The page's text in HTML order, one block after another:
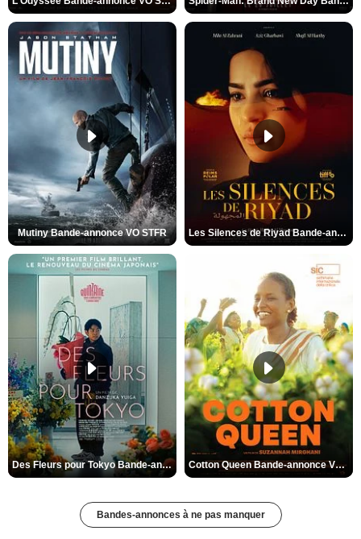
Mutiny Bande-annonce VO STFR Les Silences de Riyad Bande-annonce VO STFR
Des Fleurs pour Tokyo Bande-annonce VO STFR Cotton Queen Bande-annonce VO STFR
Bandes-annonces à ne pas manquer